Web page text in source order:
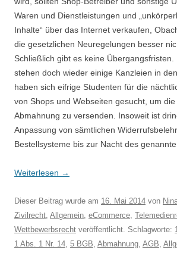
Waren und Dienstleistungen und
Inhalte“ über das Internet verkaufen,
die gesetzlichen Neuregelungen besser
Schließlich gibt es keine Übergangsfristen.
stehen doch wieder einige Kanzleien in
haben sich eifrige Studenten für die
von Shops und Webseiten gesucht, um
Abmahnung zu versenden. Insoweit ist
Anpassung von sämtlichen
Bestellsysteme bis zur Nacht des
Weiterlesen →
Dieser Beitrag wurde am 16. Mai 2014 von
Zivilrecht, Allgemein, eCommerce,
Wettbewerbsrecht veröffentlicht. Schlagworte:
1 Abs. 1 Nr. 14, 5 BGB, Abmahnung, AGB,